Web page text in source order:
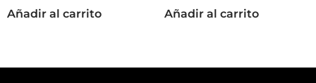
Añadir al carrito Añadir al carrito